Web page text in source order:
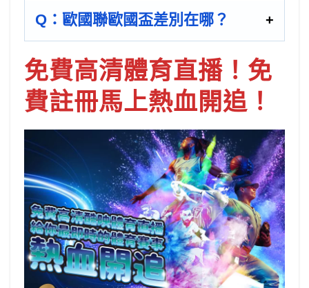
Q：歐國聯歐國盃差別在哪？
免費高清體育直播！免
費註冊馬上熱血開追！